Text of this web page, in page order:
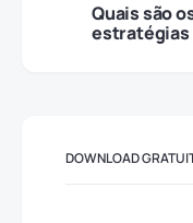
Quais são
estratégias
DOWNLOAD